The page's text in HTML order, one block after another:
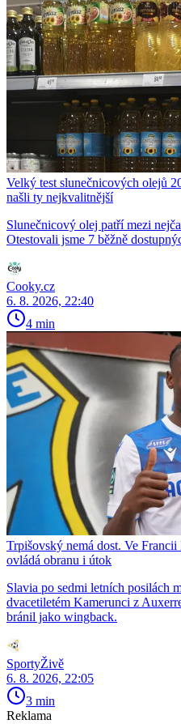
Velký test slunečnicových olejů
našli ty nejkvalitnější
Slunečnicový olej patří mezi
Otestovali jsme 7 běžně
Cooky.cz
6. 8. 2026, 22:40
4 min
Trpišovský nemá dost. Ve
ovládá obranu i útok
Slavia po sedmi letních posilách
dvacetiletém Kamerunci z
bránil jako wingback.
SportyŽivě
6. 8. 2026, 22:05
3 min
Reklama